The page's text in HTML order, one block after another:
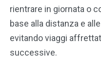
rientrare in giornata o
base alla distanza e
evitando viaggi
successive.